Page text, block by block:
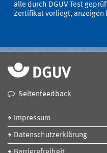
alle durch DGUV Test
Zertifikat vorliegt, anzeigen
Seitenfeedback
Impressum
Datenschutzerklärung